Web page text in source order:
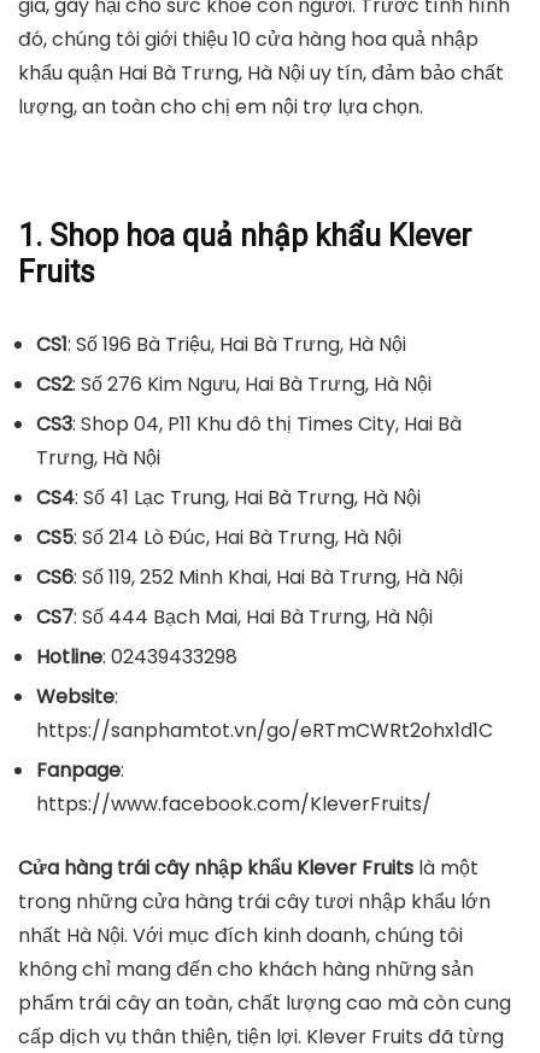
gia, gây hại cho sức khỏe con người. Trước tình hình
đó, chúng tôi giới thiệu 10 cửa hàng hoa quả nhập
khẩu quận Hai Bà Trưng, ​​Hà Nội uy tín, đảm bảo chất
lượng, an toàn cho chị em nội trợ lựa chọn.
1. Shop hoa quả nhập khẩu Klever
Fruits
CS1: Số 196 Bà Triệu, Hai Bà Trưng, Hà Nội
CS2: Số 276 Kim Ngưu, Hai Bà Trưng, Hà Nội
CS3: Shop 04, P11 Khu đô thị Times City, Hai Bà
Trưng, Hà Nội
CS4: Số 41 Lạc Trung, Hai Bà Trưng, Hà Nội
CS5: Số 214 Lò Đúc, Hai Bà Trưng, Hà Nội
CS6: Số 119, 252 Minh Khai, Hai Bà Trưng, Hà Nội
CS7: Số 444 Bạch Mai, Hai Bà Trưng, Hà Nội
Hotline: 02439433298
Website:
https://sanphamtot.vn/go/eRTmCWRt2ohx1d1C
Fanpage:
https://www.facebook.com/KleverFruits/
Cửa hàng trái cây nhập khẩu Klever Fruits là một
trong những cửa hàng trái cây tươi nhập khẩu lớn
nhất Hà Nội. Với mục đích kinh doanh, chúng tôi
không chỉ mang đến cho khách hàng những sản
phẩm trái cây an toàn, chất lượng cao mà còn cung
cấp dịch vụ thân thiện, tiện lợi. Klever Fruits đã từng